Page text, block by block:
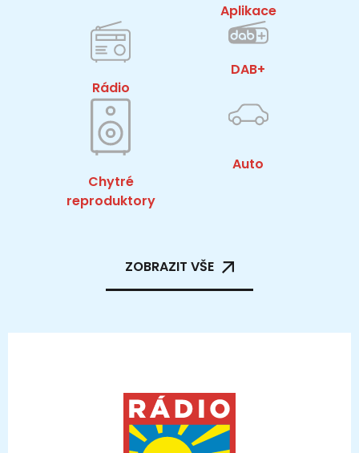
Aplikace
Rádio
DAB+
Chytré
reproduktory
Auto
ZOBRAZIT VŠE